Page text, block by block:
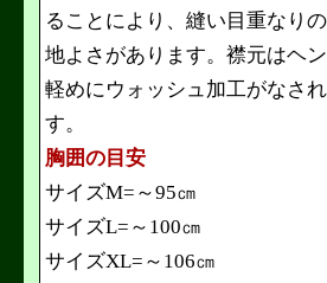
ることにより、縫い目重なり
地よさがあります。襟元はヘ
軽めにウォッシュ加工がなさ
す。
胸囲の目安
サイズM=～95㎝
サイズL=～100㎝
サイズXL=～106㎝